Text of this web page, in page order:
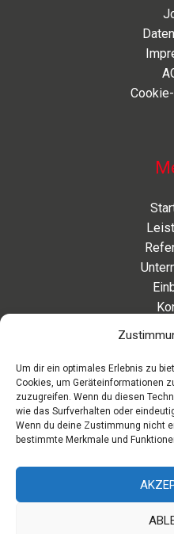
Um dir ein optimales Erlebnis zu
Cookies, um Geräteinformationen
zuzugreifen. Wenn du diesen
wie das Surfverhalten oder
Wenn du deine Zustimmung nicht
bestimmte Merkmale und
Eleonorenstraße 20 |
Telefon: +49
Telefax: +49